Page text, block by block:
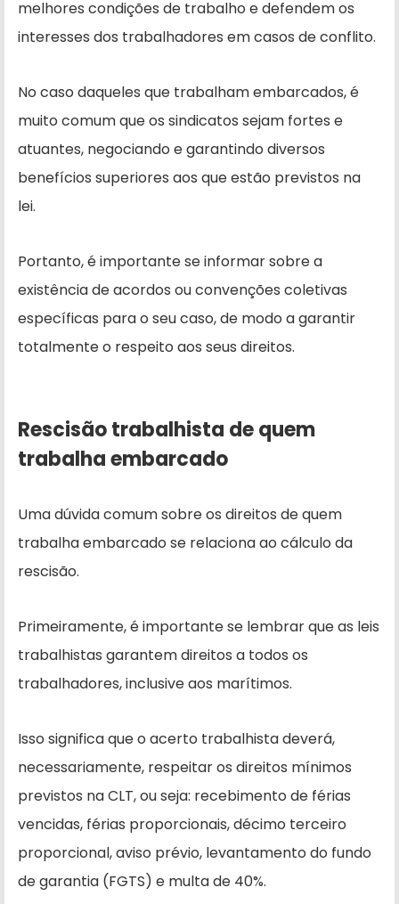
melhores condições de trabalho e defendem os
interesses dos trabalhadores em casos de conflito.
No caso daqueles que trabalham embarcados, é
muito comum que os sindicatos sejam fortes e
atuantes, negociando e garantindo diversos
benefícios superiores aos que estão previstos na
lei.
Portanto, é importante se informar sobre a
existência de acordos ou convenções coletivas
específicas para o seu caso, de modo a garantir
totalmente o respeito aos seus direitos.
Rescisão trabalhista de quem
trabalha embarcado
Uma dúvida comum sobre os direitos de quem
trabalha embarcado se relaciona ao cálculo da
rescisão.
Primeiramente, é importante se lembrar que as leis
trabalhistas garantem direitos a todos os
trabalhadores, inclusive aos marítimos.
Isso significa que o acerto trabalhista deverá,
necessariamente, respeitar os direitos mínimos
previstos na CLT, ou seja: recebimento de férias
vencidas, férias proporcionais, décimo terceiro
proporcional, aviso prévio, levantamento do fundo
de garantia (FGTS) e multa de 40%.